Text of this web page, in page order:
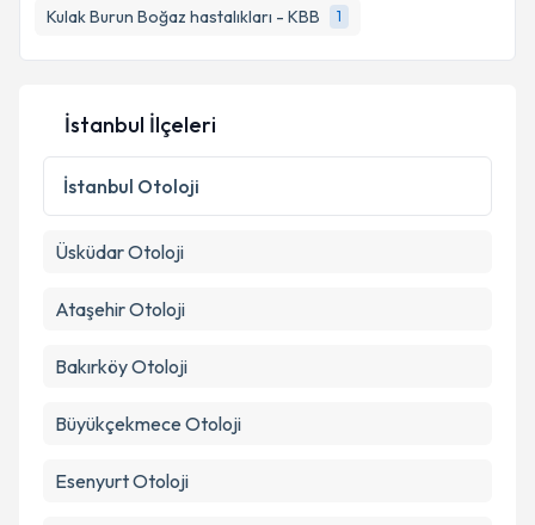
Kulak Burun Boğaz hastalıkları - KBB
1
Kişisel verilerimin işlenmesine ilişkinAydınlatma
Metni'ni okudum ve kişisel verilerimin belirtilen
kapsamda işlenmesini kabul ediyorum.
İstanbul İlçeleri
İstanbul Otoloji
ÜsküdarOtoloji
AtaşehirOtoloji
BakırköyOtoloji
Büyükçekmece Otoloji
EsenyurtOtoloji